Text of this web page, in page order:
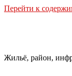
Перейти к
Жильё, район,